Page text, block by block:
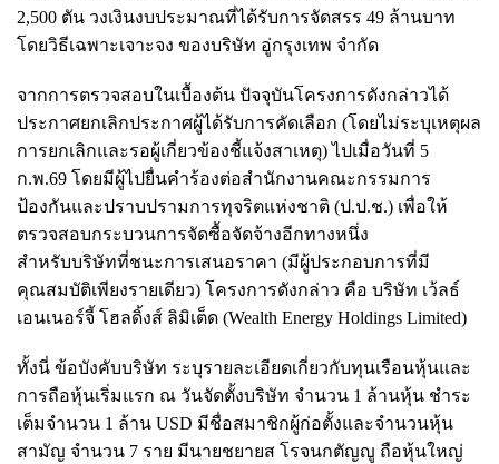
2,500 ตัน วงเงินงบประมาณที่ได้รับการจัดสรร 49 ล้านบาท
โดยวิธีเฉพาะเจาะจง ของบริษัท อู่กรุงเทพ จำกัด
จากการตรวจสอบในเบื้องต้น ปัจจุบันโครงการดังกล่าวได้
ประกาศยกเลิกประกาศผู้ได้รับการคัดเลือก (โดยไม่ระบุเหตุผล
การยกเลิกและรอผู้เกี่ยวข้องชี้แจ้งสาเหตุ) ไปเมื่อวันที่ 5
ก.พ.69 โดยมีผู้ไปยื่นคำร้องต่อสำนักงานคณะกรรมการ
ป้องกันและปราบปรามการทุจริตแห่งชาติ (ป.ป.ช.) เพื่อให้
ตรวจสอบกระบวนการจัดซื้อจัดจ้างอีกทางหนึ่ง
สำหรับบริษัทที่ชนะการเสนอราคา (มีผู้ประกอบการที่มี
คุณสมบัติเพียงรายเดียว) โครงการดังกล่าว คือ บริษัท เว้ลธ์
เอนเนอร์จี้ โฮลดิ้งส์ ลิมิเต็ด (Wealth Energy Holdings Limited)
ทั้งนี่ ข้อบังคับบริษัท ระบุรายละเอียดเกี่ยวกับทุนเรือนหุ้นและ
การถือหุ้นเริ่มแรก ณ วันจัดตั้งบริษัท จำนวน 1 ล้านหุ้น ชำระ
เต็มจำนวน 1 ล้าน USD มีชื่อสมาชิกผู้ก่อตั้งและจำนวนหุ้น
สามัญ จำนวน 7 ราย มีนายชยายส โรจนกตัญญู ถือหุ้นใหญ่